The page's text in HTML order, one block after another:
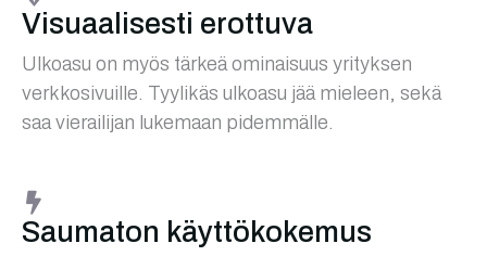
Visuaalisesti erottuva
Ulkoasu on myös tärkeä ominaisuus yrityksen
verkkosivuille. Tyylikäs ulkoasu jää mieleen, sekä
saa vierailijan lukemaan pidemmälle.
Saumaton käyttökokemus